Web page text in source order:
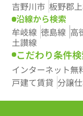
吉野川市 板野郡
沿線から検索
牟岐線 徳島線 高
土讃線
こだわり条件
インターネット無
戸建て賃貸 分譲